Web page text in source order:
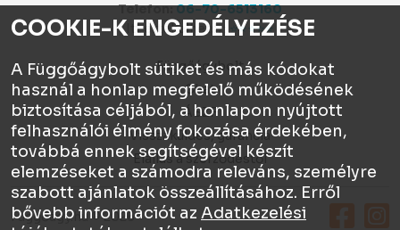
Telefon:06-70-6513160
Itt értékelhetsz:⭐⭐⭐⭐⭐
Függőágybolt
Chat
ÁSZF
Visszaküldés, garancia
Elállás a szerződéstől
Függőágy.hu © 2026
COOKIE-K ENGEDÉLYEZÉSE
A Függőágybolt sütiket és más kódokat
használ a honlap megfelelő működésének
biztosítása céljából, a honlapon nyújtott
felhasználói élmény fokozása érdekében,
továbbá ennek segítségével készít
elemzéseket a számodra releváns, személyre
szabott ajánlatok összeállításához. Erről
bővebb információt az Adatkezelési